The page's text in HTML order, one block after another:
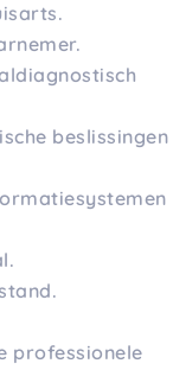
beslissingen
professionele